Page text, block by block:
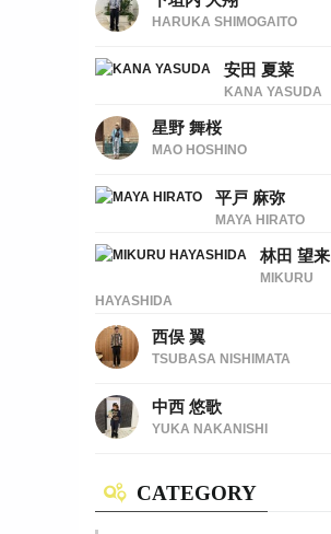
HARUKA SHIMOGAITO
安田 夏菜
KANA YASUDA
星野 舞桜
MAO HOSHINO
平戸 麻弥
MAYA HIRATO
林田 望来
MIKURU
HAYASHIDA
西俣 翼
TSUBASA NISHIMATA
中西 悠歌
YUKA NAKANISHI
CATEGORY